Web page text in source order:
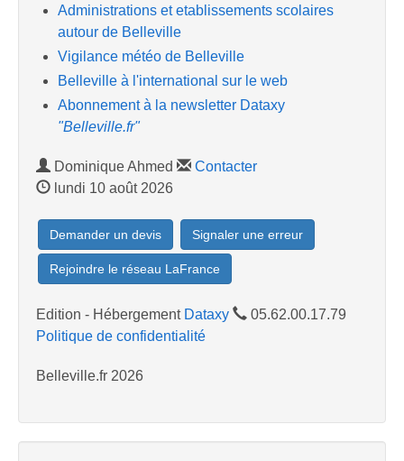
Administrations et etablissements scolaires
autour de Belleville
Vigilance météo de Belleville
Belleville à l'international sur le web
Abonnement à la newsletter Dataxy
"Belleville.fr"
Dominique Ahmed
Contacter
lundi 10 août 2026
Demander un devis Signaler une erreur
Rejoindre le réseau LaFrance
Edition - Hébergement Dataxy
05.62.00.17.79
Politique de confidentialité
Belleville.fr 2026